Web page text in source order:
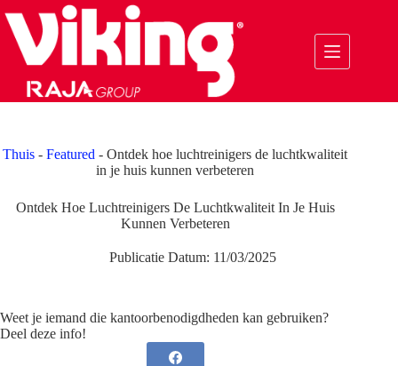
naar
inhoud
Thuis -Featured -Ontdek hoe luchtreinigers de luchtkwaliteit
in je huis kunnen verbeteren
Ontdek Hoe Luchtreinigers De Luchtkwaliteit In Je Huis
Kunnen Verbeteren
Publicatie Datum: 11/03/2025
Weet je iemand die kantoorbenodigdheden kan gebruiken?
Deel deze info!